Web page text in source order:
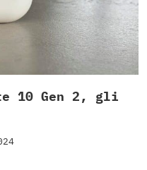
10 Gen 2, gli